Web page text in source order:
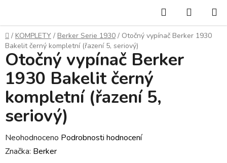
obsah
Hledat
KOŠÍK
Domů
/ KOMPLETY / Berker Serie 1930 / Otočný vypínač Berker 1930
Bakelit černý kompletní (řazení 5, seriový)
Otočný vypínač Berker
1930 Bakelit černý
kompletní (řazení 5,
seriový)
Průměrné
hodnocení
Neohodnoceno Podrobnosti hodnocení
Značka: Berker